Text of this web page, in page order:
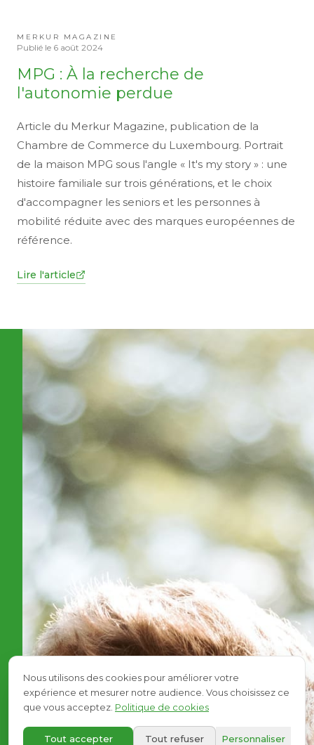
MERKUR MAGAZINE
Publié le 6 août 2024
MPG : À la recherche de
l'autonomie perdue
Article du Merkur Magazine, publication de la
Chambre de Commerce du Luxembourg. Portrait
de la maison MPG sous l'angle « It's my story » : une
histoire familiale sur trois générations, et le choix
d'accompagner les seniors et les personnes à
mobilité réduite avec des marques européennes de
référence.
Lire l'article
Nous utilisons des cookies pour améliorer votre
expérience et mesurer notre audience. Vous choisissez ce
que vous acceptez. Politique de cookies
Tout accepter Tout refuser Personnaliser